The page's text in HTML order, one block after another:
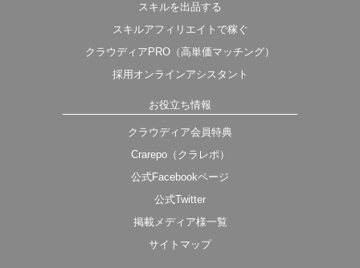
スキルを出品する
スキルアフィリエイトで稼ぐ
クラウディアPRO（高単価マッチング）
採用オンラインアシスタント
お役立ち情報
クラウディア会員特典
Crarepo（クラレポ）
公式Facebookページ
公式Twitter
掲載メディア様一覧
サイトマップ